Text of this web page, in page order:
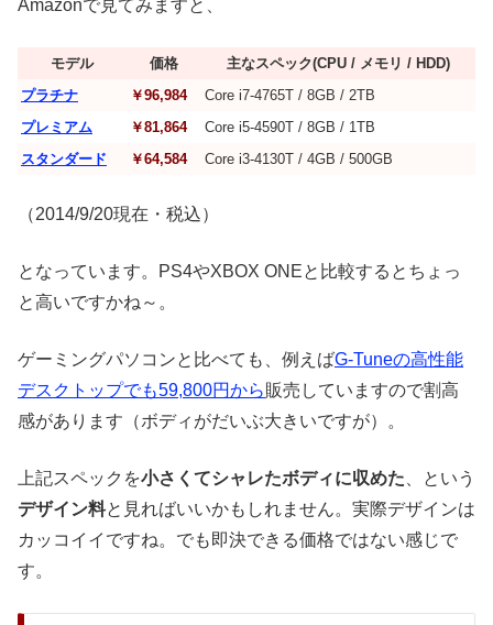
Amazonで見てみますと、
モデル 価格
主なスペック(CPU / メモリ / HDD)
プラチナ
￥96,984
Core i7-4765T / 8GB / 2TB
プレミアム
￥81,864
Core i5-4590T / 8GB / 1TB
スタンダード
￥64,584 Core i3-4130T / 4GB / 500GB
（2014/9/20現在・税込）
となっています。PS4やXBOX ONEと比較するとちょっ
と高いですかね～。
ゲーミングパソコンと比べても、例えばG-Tuneの高性能
デスクトップでも59,800円から販売していますので割高
感があります（ボディがだいぶ大きいですが）。
上記スペックを小さくてシャレたボディに収めた 、という
デザイン料と見ればいいかもしれません。実際デザインは
カッコイイですね。でも即決できる価格ではない感じで
す。